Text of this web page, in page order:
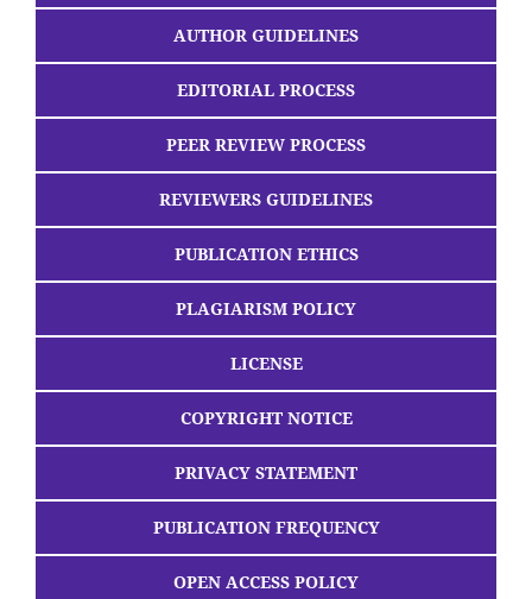
AUTHOR GUIDELINES
EDITORIAL PROCESS
PEER REVIEW PROCESS
REVIEWERS GUIDELINES
PUBLICATION ETHICS
PLAGIARISM POLICY
LICENSE
COPYRIGHT NOTICE
PRIVACY STATEMENT
PUBLICATION FREQUENCY
OPEN ACCESS POLICY